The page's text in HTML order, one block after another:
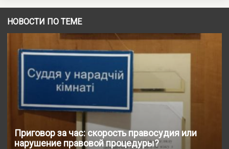
НОВОСТИ ПО ТЕМЕ
Приговор за час: скорость правосудия или
нарушение правовой процедуры?